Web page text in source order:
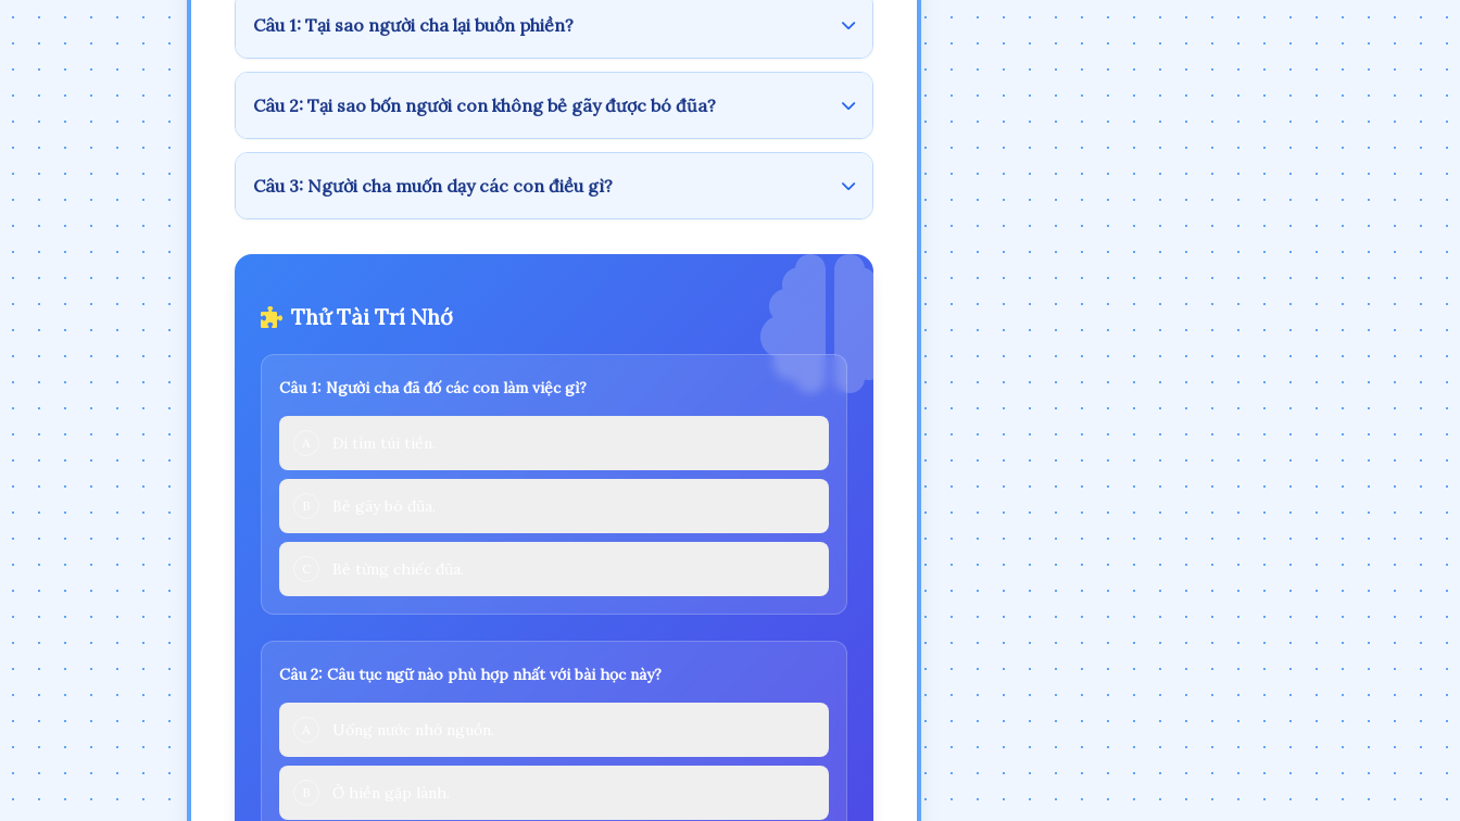
Câu 1: Tại sao người cha lại buồn phiền?
Câu 2: Tại sao bốn người con không bẻ gãy được bó đũa?
Câu 3: Người cha muốn dạy các con điều gì?
Thử Tài Trí Nhớ
Câu 1: Người cha đã đố các con làm việc gì?
Câu 2: Câu tục ngữ nào phù hợp nhất với bài học này?